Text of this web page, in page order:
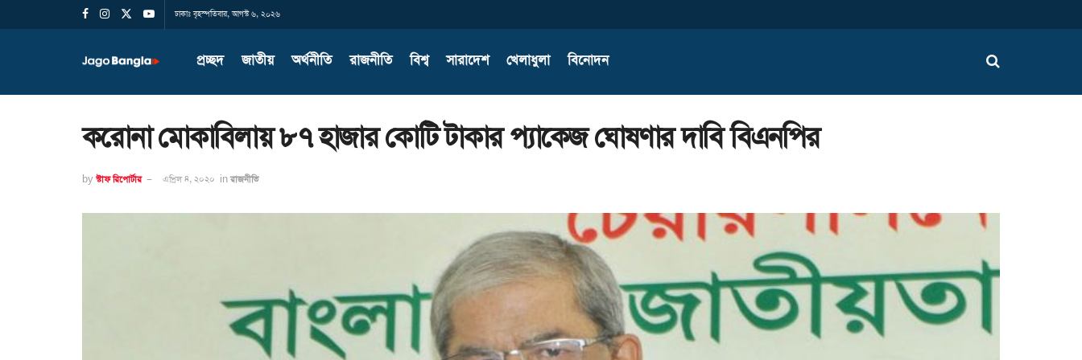
ঢাকাঃ বৃহস্পতিবার, আগস্ট ৬, ২০২৬
প্রচ্ছদ জাতীয় অর্থনীতি রাজনীতি বিশ্ব সারাদেশ খেলাধুলা বিনোদন
করোনা মোকাবিলায় ৮৭ হাজার কোটি টাকার প্যাকেজ ঘোষণার দাবি বিএনপির
by স্টাফ রিপোর্টার এপ্রিল ৪, ২০২০ in রাজনীতি